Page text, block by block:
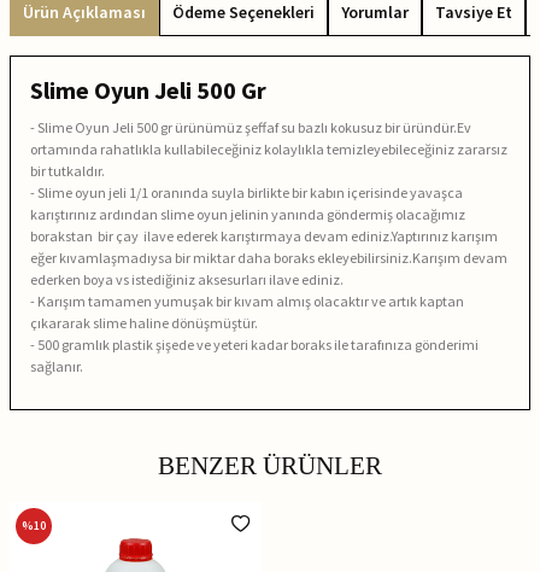
Ürün Açıklaması Ödeme Seçenekleri Yorumlar Tavsiye Et
Slime Oyun Jeli 500 Gr
- Slime Oyun Jeli 500 gr ürünümüz şeffaf su bazlı kokusuz bir üründür.Ev
ortamında rahatlıkla kullabileceğiniz kolaylıkla temizleyebileceğiniz zararsız
bir tutkaldır.
- Slime oyun jeli 1/1 oranında suyla birlikte bir kabın içerisinde yavaşca
karıştırınız ardından slime oyun jelinin yanında göndermiş olacağımız
borakstan bir çay ilave ederek karıştırmaya devam ediniz.Yaptırınız karışım
eğer kıvamlaşmadıysa bir miktar daha boraks ekleyebilirsiniz.Karışım devam
ederken boya vs istediğiniz aksesurları ilave ediniz.
- Karışım tamamen yumuşak bir kıvam almış olacaktır ve artık kaptan
çıkararak slime haline dönüşmüştür.
- 500 gramlık plastik şişede ve yeteri kadar boraks ile tarafınıza gönderimi
sağlanır.
BENZER ÜRÜNLER
%10